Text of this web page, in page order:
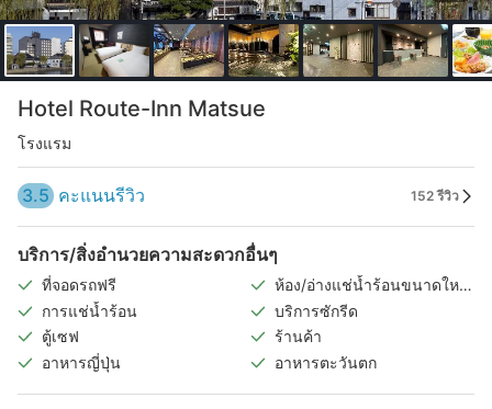
Hotel Route-Inn Matsue
โรงแรม
3.5 คะแนนรีวิว 152 รีวิว
บริการ/สิ่งอำนวยความสะดวกอื่นๆ
ที่จอดรถฟรี
ห้อง/อ่างแช่น้ำร้อนขนาดใหญ่
ในร่ม
การแช่น้ำร้อน
บริการซักรีด
ตู้เซฟ
ร้านค้า
อาหารญี่ปุ่น
อาหารตะวันตก